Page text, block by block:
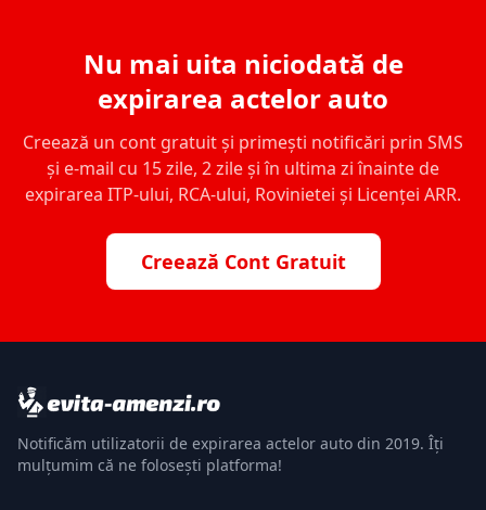
Nu mai uita niciodată de
expirarea actelor auto
Creează un cont gratuit și primești notificări prin SMS
și e-mail cu 15 zile, 2 zile și în ultima zi înainte de
expirarea ITP-ului, RCA-ului, Rovinietei și Licenței ARR.
Creează Cont Gratuit
Notificăm utilizatorii de expirarea actelor auto din 2019. Îți
mulțumim că ne folosești platforma!